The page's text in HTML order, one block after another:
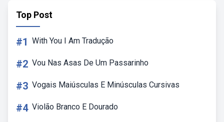
Top Post
#1 With You I Am Tradução
#2 Vou Nas Asas De Um Passarinho
#3 Vogais Maiúsculas E Minúsculas Cursivas
#4 Violão Branco E Dourado